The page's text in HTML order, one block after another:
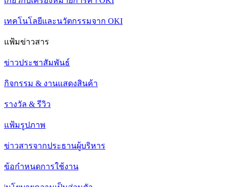
เทคโนโลยีและนวัตกรรมจาก OKI
แฟ้มข่าวสาร
ข่าวประชาสัมพันธ์
กิจกรรม & งานแสดงสินค้า
รางวัล & รีวิว
แฟ้มรูปภาพ
ข่าวสารจากประธานผู้บริหาร
ข้อกำหนดการใช้งาน